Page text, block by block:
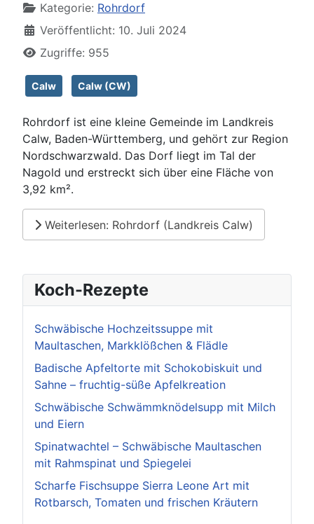
Kategorie: Rohrdorf
Veröffentlicht: 10. Juli 2024
Zugriffe: 955
Calw Calw (CW)
Rohrdorf ist eine kleine Gemeinde im Landkreis
Calw, Baden-Württemberg, und gehört zur Region
Nordschwarzwald. Das Dorf liegt im Tal der
Nagold und erstreckt sich über eine Fläche von
3,92 km².
Weiterlesen: Rohrdorf (Landkreis Calw)
Koch-Rezepte
Schwäbische Hochzeitssuppe mit
Maultaschen, Markklößchen & Flädle
Badische Apfeltorte mit Schokobiskuit und
Sahne – fruchtig-süße Apfelkreation
Schwäbische Schwämmknödelsupp mit Milch
und Eiern
Spinatwachtel – Schwäbische Maultaschen
mit Rahmspinat und Spiegelei
Scharfe Fischsuppe Sierra Leone Art mit
Rotbarsch, Tomaten und frischen Kräutern